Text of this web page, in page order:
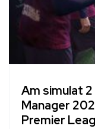
Am simulat
Manager
Premier